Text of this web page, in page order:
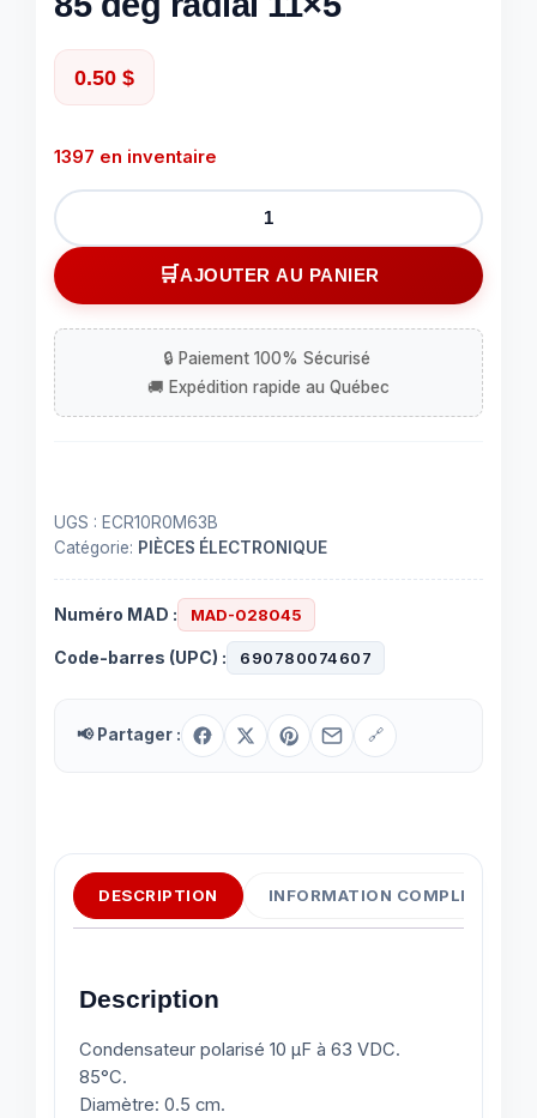
0.50 $
1397 en inventaire
quantité
de
Condensateur
10uF
85
deg
radial
AJOUTER AU PANIER
UGS : ECR10R0M63B
Catégorie: PIÈCES ÉLECTRONIQUE
Numéro MAD : MAD-028045
Code-barres (UPC) : 690780074607
📢 Partager : 🔗
DESCRIPTION INFORMATION
Description
Condensateur polarisé 10 μF à 63 VDC.
85°C.
Diamètre: 0.5 cm.